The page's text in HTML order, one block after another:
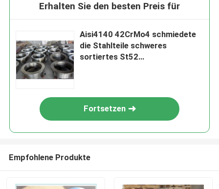
Erhalten Sie den besten Preis für
Aisi4140 42CrMo4 schmiedete
die Stahlteile schweres
sortiertes St52
Fortsetzen
Empfohlene Produkte